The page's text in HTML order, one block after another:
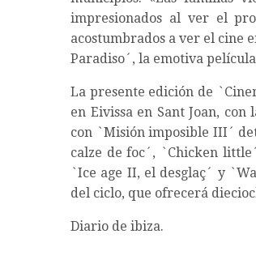
impresionados al ver el
acostumbrados a ver el cine
Paradiso´, la emotiva
La presente edición de
en Eivissa en Sant Joan,
con `Misión imposible III´
calze de foc´, `Chicken
`Ice age II, el desglaç´ y
del ciclo, que ofrecerá
Diario de ibiza.